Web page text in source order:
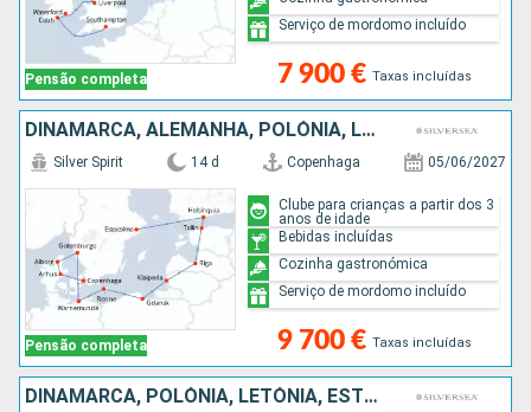
Pensão completa 7 900 € Taxas incluídas
Serviço de mordomo incluído
DINAMARCA, ALEMANHA, POLÓNIA, LETÓNIA, ESTÓNIA, FINLÂNDIA, SUÉCIA
Pensão completa
Silver Spirit 14 d Copenhaga 05/06/2027
9 700 € Taxas incluídas
Clube para crianças a partir dos 3
anos de idade
Bebidas incluídas
Cozinha gastronómica
Serviço de mordomo incluído
DINAMARCA, POLÓNIA, LETÓNIA, ESTÓNIA, FINLÂNDIA, SUÉCIA